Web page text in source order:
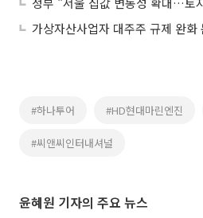
가상자산사업자 대주주 규제 완화
#하나투어 #HD현대마린엔진
#씨앤씨인터내셔널
윤혜원 기자의 주요 뉴스